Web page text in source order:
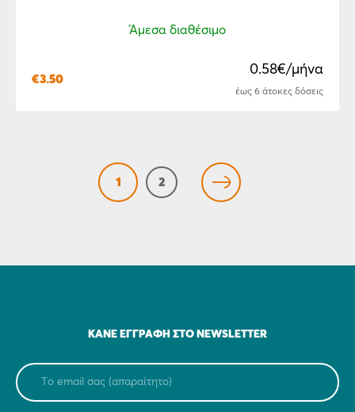
Άμεσα διαθέσιμο
€3.50
0.58€/μήνα
έως 6 άτοκες δόσεις
1 2
ΚΆΝΕ ΕΓΓΡΑΦΉ ΣΤΟ NEWSLETTER